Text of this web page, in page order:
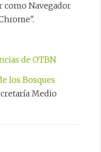
como Navegador
de OTBN
los Bosques
Medio